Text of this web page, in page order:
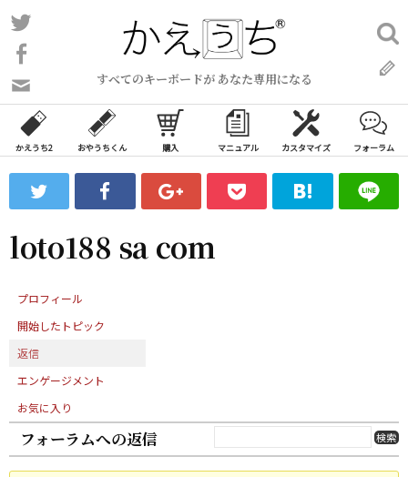
コ
ン
ン
ツ
ス
ッ
プ
すべてのキーボードが あなた専用になる
い
合
わ
フ
ォ
ム
検
索:
かえうち2 おやうちくん 購入 マニュアル カスタマイズ フォーラム
loto188 sa com
プロフィール
開始したトピック
返信
エンゲージメント
お気に入り
フォーラムへの返信